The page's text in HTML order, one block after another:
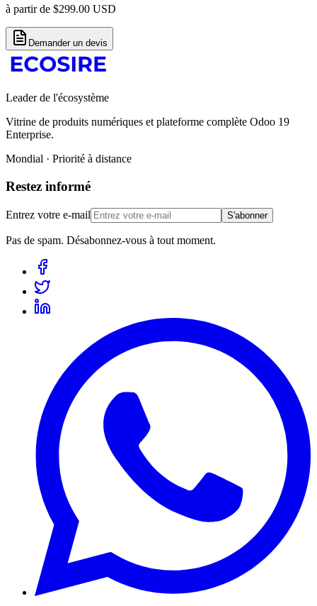
à partir de $299.00 USD
Demander un devis
Leader de l'écosystème
Vitrine de produits numériques et plateforme complète Odoo 19
Enterprise.
Mondial · Priorité à distance
Restez informé
Entrez votre e-mail S'abonner
Pas de spam. Désabonnez-vous à tout moment.